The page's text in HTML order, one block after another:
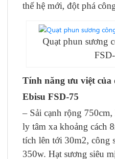
thế hệ mới, đột phá
Quạt phun sương
Tính năng ưu việt của
Ebisu FSD-75
– Sải cạnh rộng
ly tâm xa khoảng cách
tích lên tới 30m2, công
350w. Hạt sương siêu